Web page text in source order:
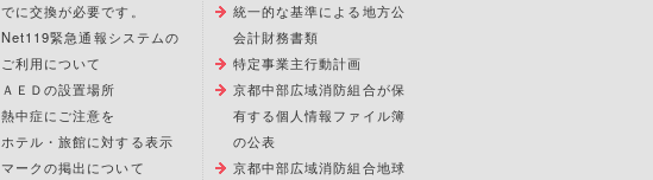
でに交換が必要です。
Net119緊急通報システムの
ご利用について
ＡＥＤの設置場所
熱中症にご注意を
ホテル・旅館に対する表示
マークの掲出について
統一的な基準による地方公
会計財務書類
特定事業主行動計画
京都中部広域消防組合が保
有する個人情報ファイル簿
の公表
京都中部広域消防組合地球